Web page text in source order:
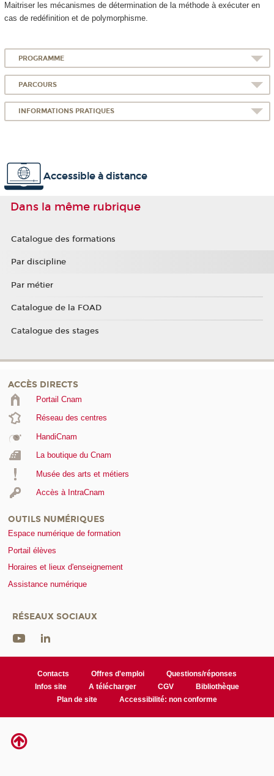
Maitriser les mécanismes de détermination de la méthode à exécuter en
cas de redéfinition et de polymorphisme.
PROGRAMME
PARCOURS
INFORMATIONS PRATIQUES
Accessible à distance
Dans la même rubrique
Catalogue des formations
Par discipline
Par métier
Catalogue de la FOAD
Catalogue des stages
ACCÈS DIRECTS
Portail Cnam
Réseau des centres
HandiCnam
La boutique du Cnam
Musée des arts et métiers
Accès à IntraCnam
OUTILS NUMÉRIQUES
Espace numérique de formation
Portail élèves
Horaires et lieux d'enseignement
Assistance numérique
RÉSEAUX SOCIAUX
Contacts Offres d'emploi
Questions/réponses
Infos site
A télécharger CGV
Bibliothèque
Plan de site
Accessibilité: non conforme